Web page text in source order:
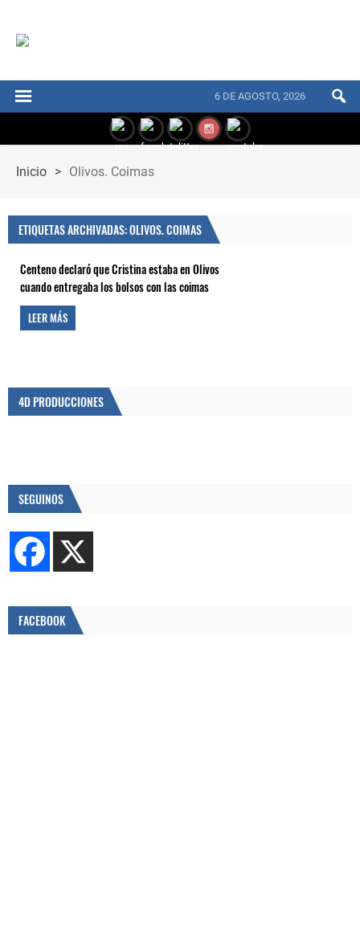
6 DE AGOSTO, 2026
Inicio > Olivos. Coimas
ETIQUETAS ARCHIVADAS: OLIVOS. COIMAS
Centeno declaró que Cristina estaba en Olivos
cuando entregaba los bolsos con las coimas
LEER MÁS
4D PRODUCCIONES
SEGUINOS
FACEBOOK